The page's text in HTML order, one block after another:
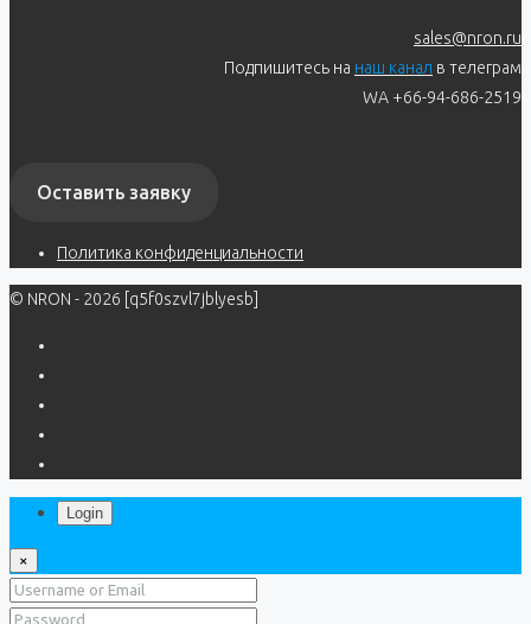
sales@nron.ru
Подпишитесь на наш канал в телеграм
WA +66-94-686-2519
Оставить заявку
Политика конфиденциальности
© NRON - 2026 [q5f0szvl7jblyesb]
Login
×